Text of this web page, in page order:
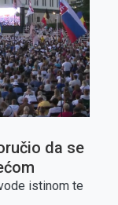
da se
istinom te